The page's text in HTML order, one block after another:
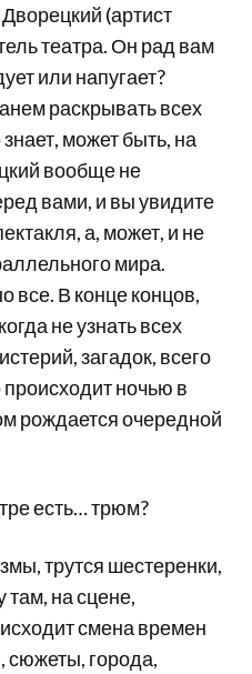
(артист
театра. Он рад вам
или напугает?
раскрывать всех
может быть, на
вообще не
вами, и вы увидите
а, может, и не
мира.
все. В конце концов,
не узнать всех
загадок, всего
происходит ночью в
рождается очередной
есть… трюм?
трутся шестеренки,
там, на сцене,
смена времен
сюжеты, города,